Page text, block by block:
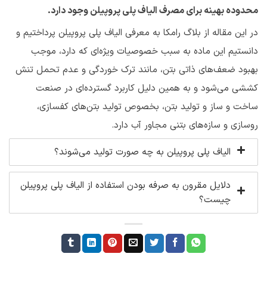
محدوده بهینه برای مصرف الیاف پلی پروپیلن وجود دارد.
در این مقاله از بلاگ رامکا به معرفی الیاف پلی پروپیلن پرداختیم و
دانستیم این ماده به سبب خصوصیات ویژه‌ای که دارد، موجب
بهبود ضعف‌های ذاتی بتن، مانند ترک خوردگی و عدم تحمل تنش
کششی می‌شود و به همین دلیل کاربرد گسترده‌ای در صنعت
ساخت و ساز و تولید بتن،‌ بخصوص تولید بتن‌های کفسازی،
روسازی و سازه‌های بتنی مجاور آب دارد.
الیاف پلی پروپیلن به چه صورت تولید می‌شوند؟
دلایل مقرون به صرفه بودن استفاده از الیاف پلی پروپیلن
چیست؟